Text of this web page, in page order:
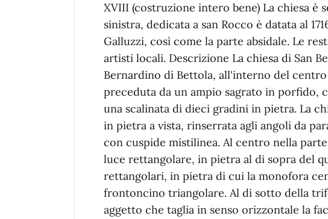
XVIII (costruzione intero bene) La chiesa è
sinistra, dedicata a san Rocco è datata al
Galluzzi, così come la parte absidale. Le
artisti locali. Descrizione La chiesa di San
Bernardino di Bettola, all'interno del
preceduta da un ampio sagrato in porfido,
una scalinata di dieci gradini in pietra. La
in pietra a vista, rinserrata agli angoli da
con cuspide mistilinea. Al centro nella
luce rettangolare, in pietra al di sopra del
rettangolari, in pietra di cui la monofora
frontoncino triangolare. Al di sotto della
aggetto che taglia in senso orizzontale la